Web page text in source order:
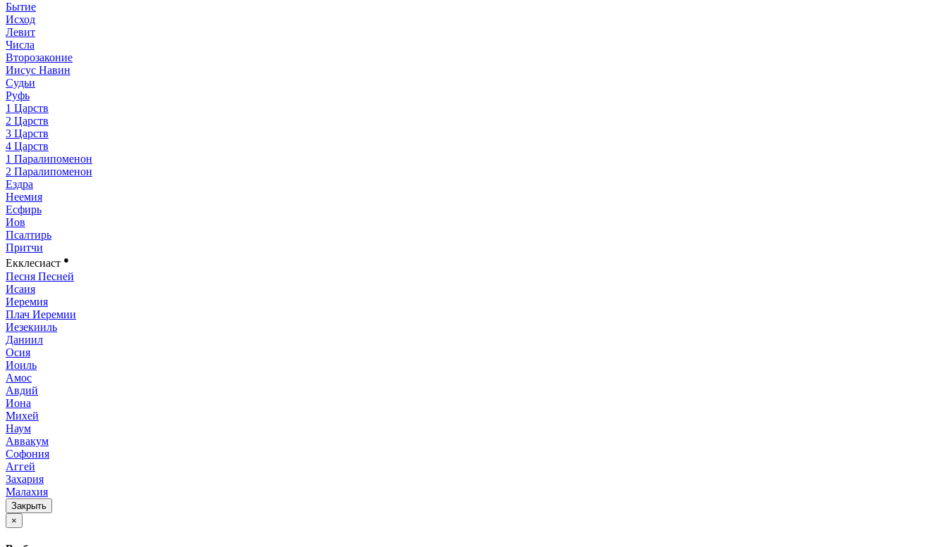
Бытие
Исход
Левит
Числа
Второзаконие
Иисус Навин
Судьи
Руфь
1 Царств
2 Царств
3 Царств
4 Царств
1 Паралипоменон
2 Паралипоменон
Ездра
Неемия
Есфирь
Иов
Псалтирь
Притчи
Екклесиаст ●
Песня Песней
Исаия
Иеремия
Плач Иеремии
Иезекииль
Даниил
Осия
Иоиль
Амос
Авдий
Иона
Михей
Наум
Аввакум
Софония
Аггей
Захария
Малахия
Закрыть
×